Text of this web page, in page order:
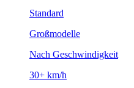
Standard
Großmodelle
Nach Geschwindigkeit
30+ km/h